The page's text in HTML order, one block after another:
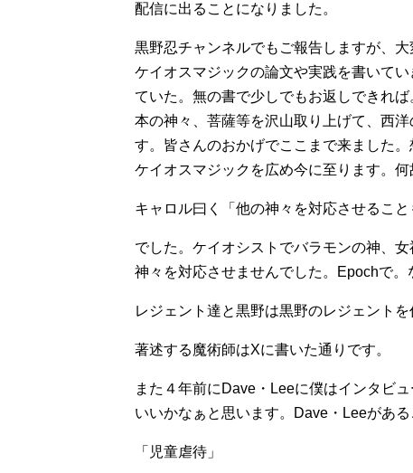
配信に出ることになりました。
黒野忍チャンネルでもご報告しますが、
ケイオスマジックの論文や実践を書いて
ていた。無の書で少しでもお返しできれ
本の神々、菩薩等を沢山取り上げて、西
す。皆さんのおかげでここまで来ました
ケイオスマジックを広め今に至ります。
キャロル曰く「他の神々を対応させること
でした。ケイオシストでバラモンの神、
神々を対応させませんでした。Epochで。
レジェント達と黒野は黒野のレジェント
著述する魔術師はXに書いた通りです。
また４年前にDave・Leeに僕はインタビ
いいかなぁと思います。Dave・Leeがあ
「児童虐待」